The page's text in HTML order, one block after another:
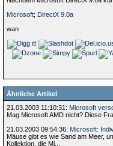
Microsoft; DirectX 9.0a
wan
Ähnliche Artikel
21.03.2003 11:10:31: Microsoft
Mag Microsoft AMD nicht? Diese
21.03.2003 09:54:36: Microsoft:
Mäuse gibt es wie Sand am Meer,
Kollektion, die Mi...